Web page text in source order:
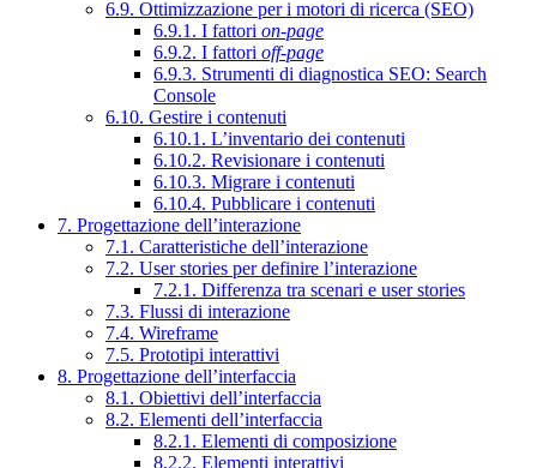
6.9. Ottimizzazione per i motori di ricerca (SEO)
6.9.1. I fattori on-page
6.9.2. I fattori off-page
6.9.3. Strumenti di diagnostica SEO: Search
Console
6.10. Gestire i contenuti
6.10.1. L’inventario dei contenuti
6.10.2. Revisionare i contenuti
6.10.3. Migrare i contenuti
6.10.4. Pubblicare i contenuti
7. Progettazione dell’interazione
7.1. Caratteristiche dell’interazione
7.2. User stories per definire l’interazione
7.2.1. Differenza tra scenari e user stories
7.3. Flussi di interazione
7.4. Wireframe
7.5. Prototipi interattivi
8. Progettazione dell’interfaccia
8.1. Obiettivi dell’interfaccia
8.2. Elementi dell’interfaccia
8.2.1. Elementi di composizione
8.2.2. Elementi interattivi